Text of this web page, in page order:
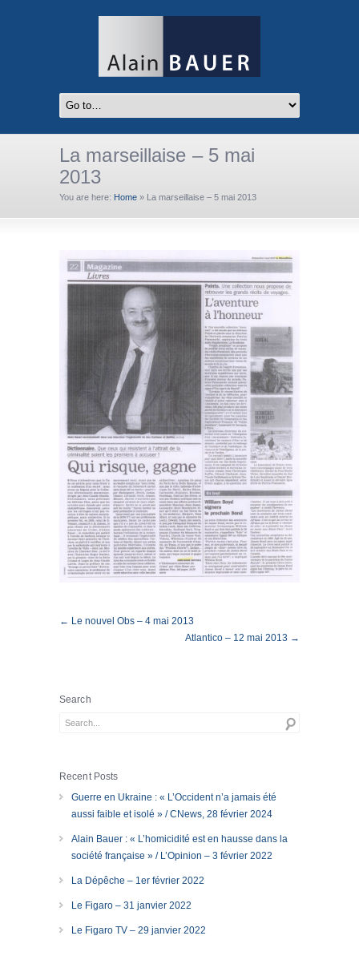
La marseillaise – 5 mai
2013
You are here: Home » La marseillaise – 5 mai 2013
← Le nouvel Obs – 4 mai 2013
Atlantico – 12 mai 2013 →
Search
Recent Posts
Guerre en Ukraine : « L’Occident n’a jamais été
aussi faible et isolé » / CNews, 28 février 2024
Alain Bauer : « L’homicidité est en hausse dans la
société française » / L’Opinion – 3 février 2022
La Dépêche – 1er février 2022
Le Figaro – 31 janvier 2022
Le Figaro TV – 29 janvier 2022